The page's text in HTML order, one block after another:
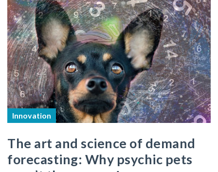
Innovation
The art and science of demand
forecasting: Why psychic pets